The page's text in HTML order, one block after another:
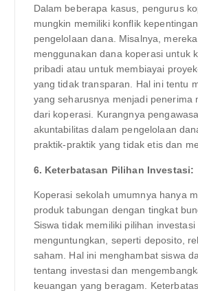
Dalam beberapa kasus, pengurus
mungkin memiliki konflik
pengelolaan dana. Misalnya,
menggunakan dana koperasi untuk
pribadi atau untuk membiayai
yang tidak transparan. Hal ini tentu
yang seharusnya menjadi penerima
dari koperasi. Kurangnya
akuntabilitas dalam pengelolaan
praktik-praktik yang tidak etis dan
6. Keterbatasan Pilihan Investasi:
Koperasi sekolah umumnya hanya
produk tabungan dengan tingkat
Siswa tidak memiliki pilihan
menguntungkan, seperti deposito,
saham. Hal ini menghambat siswa
tentang investasi dan
keuangan yang beragam.